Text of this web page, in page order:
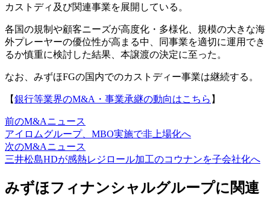
カストディ及び関連事業を展開している。
各国の規制や顧客ニーズが高度化・多様化、規模の大きな海
外プレーヤーの優位性が高まる中、同事業を適切に運用でき
るか慎重に検討した結果、本譲渡の決定に至った。
なお、みずほFGの国内でのカストディー事業は継続する。
【銀行等業界のM&A・事業承継の動向はこちら 】
前のM&Aニュース
アイロムグループ、MBO実施で非上場化へ
次のM&Aニュース
三井松島HDが感熱レジロール加工のコウナンを子会社化へ
みずほフィナンシャルグループに関連